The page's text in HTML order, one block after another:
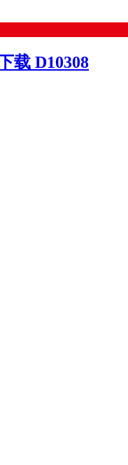
载 D10308